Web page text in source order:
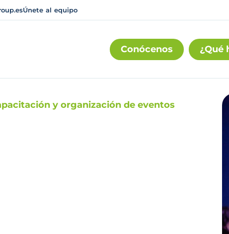
Únete al equipo
Conócenos ¿Qué
y organización de eventos